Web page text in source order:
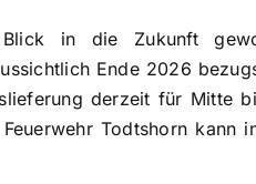
in die Zukunft
Ende 2026
derzeit für Mitte
Todtshorn kann